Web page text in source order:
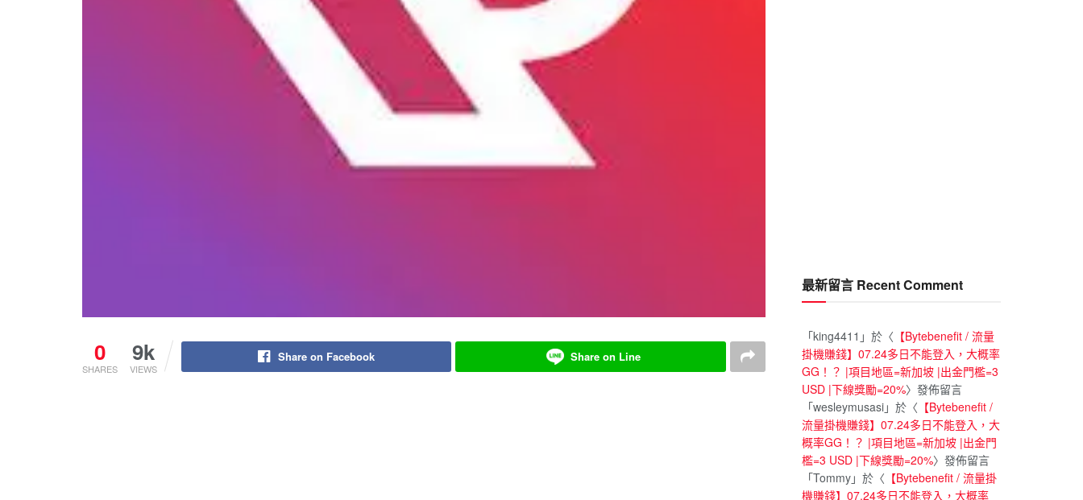
0
SHARES
9k
VIEWS
Share on Facebook Share on Line
最新留言 Recent Comment
「king4411 」於〈 【Bytebenefit / 流量
掛機賺錢】07.24多日不能登入，大概率
GG！？ |項目地區=新加坡 |出金門檻=3
USD |下線獎勵=20%〉發佈留言
「wesleymusasi」於〈 【Bytebenefit /
流量掛機賺錢】07.24多日不能登入，大
概率GG！？ |項目地區=新加坡 |出金門
檻=3 USD |下線獎勵=20%〉發佈留言
「Tommy」於〈 【Bytebenefit / 流量掛
機賺錢】07.24多日不能登入，大概率